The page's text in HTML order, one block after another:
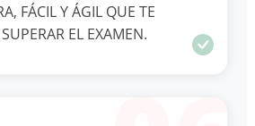
FÁCIL Y ÁGIL QUE TE
EL EXAMEN.